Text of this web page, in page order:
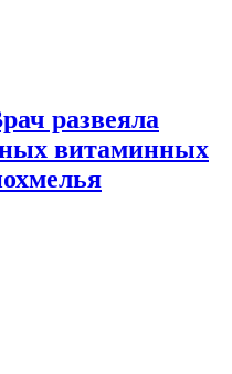
развеяла
витаминных